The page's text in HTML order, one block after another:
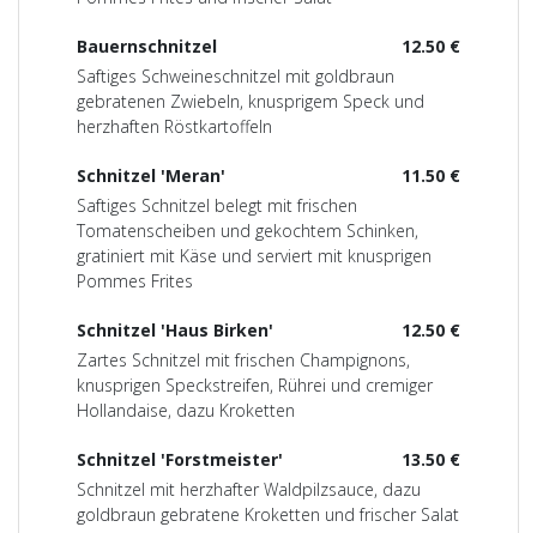
12.50 €
Bauernschnitzel
Saftiges Schweineschnitzel mit goldbraun
gebratenen Zwiebeln, knusprigem Speck und
herzhaften Röstkartoffeln
11.50 €
Schnitzel 'Meran'
Saftiges Schnitzel belegt mit frischen
Tomatenscheiben und gekochtem Schinken,
gratiniert mit Käse und serviert mit knusprigen
Pommes Frites
12.50 €
Schnitzel 'Haus Birken'
Zartes Schnitzel mit frischen Champignons,
knusprigen Speckstreifen, Rührei und cremiger
Hollandaise, dazu Kroketten
13.50 €
Schnitzel 'Forstmeister'
Schnitzel mit herzhafter Waldpilzsauce, dazu
goldbraun gebratene Kroketten und frischer Salat